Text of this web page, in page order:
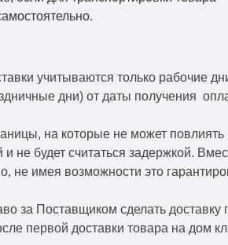
учитываются только рабочие
дни) от даты получения
на которые не может повлиять
не будет считаться задержкой.
не имея возможности это
за Поставщиком сделать доставку
первой доставки товара на дом